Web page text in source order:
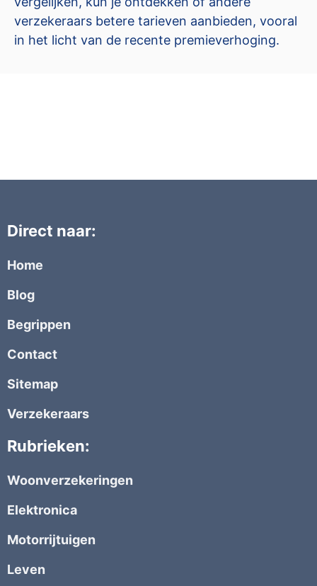
verzekeraars betere tarieven aanbieden, vooral
in het licht van de recente premieverhoging.
Direct naar:
Home
Blog
Begrippen
Contact
Sitemap
Verzekeraars
Rubrieken:
Woonverzekeringen
Elektronica
Motorrijtuigen
Leven